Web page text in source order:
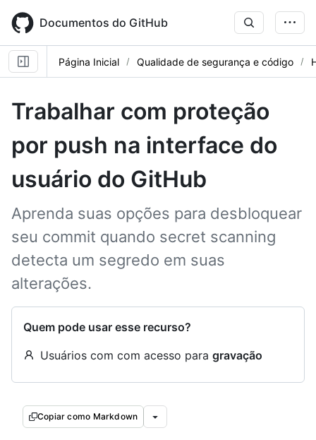
main
content
Documentos do GitHub
Página Inicial Qualidade de segurança e código
Trabalhar com proteção
por push na interface do
usuário do GitHub
Aprenda suas opções para desbloquear
seu commit quando secret scanning
detecta um segredo em suas
alterações.
Quem pode usar esse recurso?
Usuários com com acesso para gravação
Copiar como Markdown